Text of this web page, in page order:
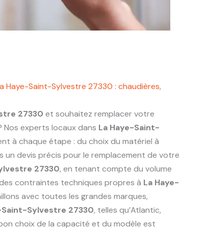
Haye-Saint-Sylvestre 27330 : chaudières,
27330 et souhaitez remplacer votre
Nos experts locaux dans La Haye-Saint-
à chaque étape : du choix du matériel à
un devis précis pour le remplacement de votre
27330, en tenant compte du volume
contraintes techniques propres à La Haye-
avec toutes les grandes marques,
Saint-Sylvestre 27330, telles qu’Atlantic,
choix de la capacité et du modèle est